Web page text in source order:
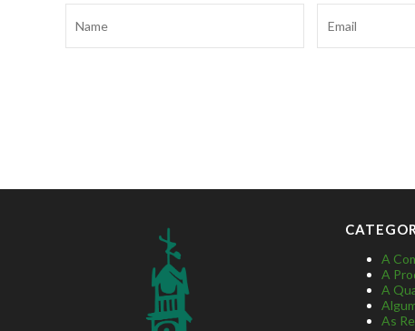
A
A
A
As